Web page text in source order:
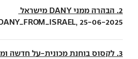
2. הבהרה ממני DANY מישראל
25-06-2025
3. לקסוס בוחנת מכונית-על חדשה